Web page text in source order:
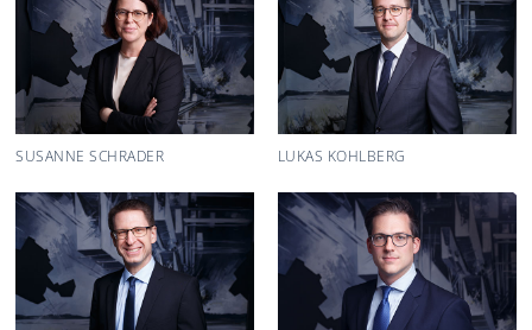
SUSANNE SCHRADER LUKAS KOHLBERG